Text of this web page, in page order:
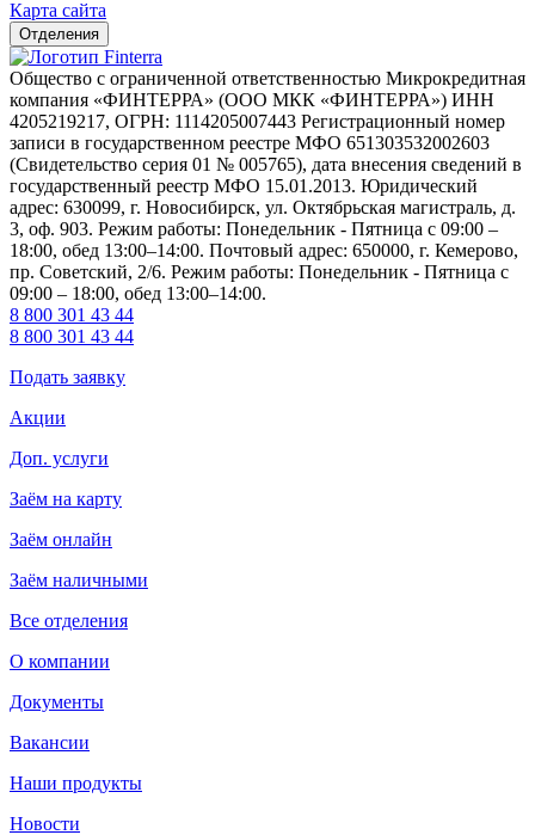
Карта сайта
Отделения
Общество с ограниченной ответственностью Микрокредитная
компания «ФИНТЕРРА» (ООО МКК «ФИНТЕРРА») ИНН
4205219217, ОГРН: 1114205007443 Регистрационный номер
записи в государственном реестре МФО 651303532002603
(Свидетельство серия 01 № 005765), дата внесения сведений в
государственный реестр МФО 15.01.2013. Юридический
адрес: 630099, г. Новосибирск, ул. Октябрьская магистраль, д.
3, оф. 903. Режим работы: Понедельник - Пятница с 09:00 –
18:00, обед 13:00–14:00. Почтовый адрес: 650000, г. Кемерово,
пр. Советский, 2/6. Режим работы: Понедельник - Пятница с
09:00 – 18:00, обед 13:00–14:00.
8 800 301 43 44
8 800 301 43 44
Подать заявку
Акции
Доп. услуги
Заём на карту
Заём онлайн
Заём наличными
Все отделения
О компании
Документы
Вакансии
Наши продукты
Новости